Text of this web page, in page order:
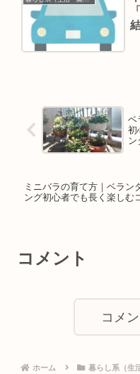
ベ
初
ン
ミニバラの育て方｜ベラン
ング初心者でも長く楽しむ
コメント
コメ
ホーム 暮らし系（生